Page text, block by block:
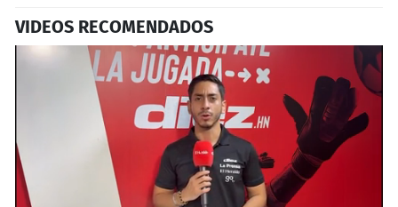
VIDEOS RECOMENDADOS